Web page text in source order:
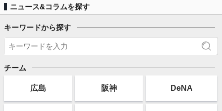
ニュース&コラムを探す
キーワードから探す
チーム
広島 阪神 DeNA